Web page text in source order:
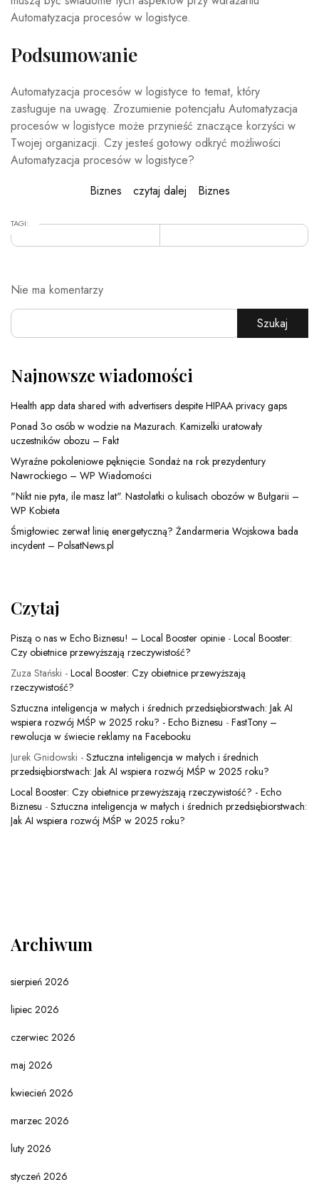
Automatyzacja procesów w logistyce.
Podsumowanie
Automatyzacja procesów w logistyce to temat, który
zasługuje na uwagę. Zrozumienie potencjału Automatyzacja
procesów w logistyce może przynieść znaczące korzyści w
Twojej organizacji. Czy jesteś gotowy odkryć możliwości
Automatyzacja procesów w logistyce?
Biznes
czytaj dalej Biznes
TAGI:
Nie ma komentarzy
Szukaj
Najnowsze wiadomości
Health app data shared with advertisers despite HIPAA privacy gaps
Ponad 3o osób w wodzie na Mazurach. Kamizelki uratowały
uczestników obozu – Fakt
Wyraźne pokoleniowe pęknięcie. Sondaż na rok prezydentury
Nawrockiego – WP Wiadomości
"Nikt nie pyta, ile masz lat". Nastolatki o kulisach obozów w Bułgarii –
WP Kobieta
Śmigłowiec zerwał linię energetyczną? Żandarmeria Wojskowa bada
incydent – PolsatNews.pl
Czytaj
Piszą o nas w Echo Biznesu! – Local Booster opinie - Local Booster:
Czy obietnice przewyższają rzeczywistość?
Zuza Stański - Local Booster: Czy obietnice przewyższają
rzeczywistość?
Sztuczna inteligencja w małych i średnich przedsiębiorstwach: Jak AI
wspiera rozwój MŚP w 2025 roku? - Echo Biznesu - FastTony –
rewolucja w świecie reklamy na Facebooku
Jurek Gnidowski - Sztuczna inteligencja w małych i średnich
przedsiębiorstwach: Jak AI wspiera rozwój MŚP w 2025 roku?
Local Booster: Czy obietnice przewyższają rzeczywistość? - Echo
Biznesu - Sztuczna inteligencja w małych i średnich przedsiębiorstwach:
Jak AI wspiera rozwój MŚP w 2025 roku?
Archiwum
sierpień 2026
lipiec 2026
czerwiec 2026
maj 2026
kwiecień 2026
marzec 2026
luty 2026
styczeń 2026